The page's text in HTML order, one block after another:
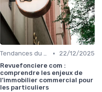
Tendances du Marché Immobilier Commercial •
22/12/2025
Revuefonciere com :
comprendre les enjeux de
l’immobilier commercial pour
les particuliers